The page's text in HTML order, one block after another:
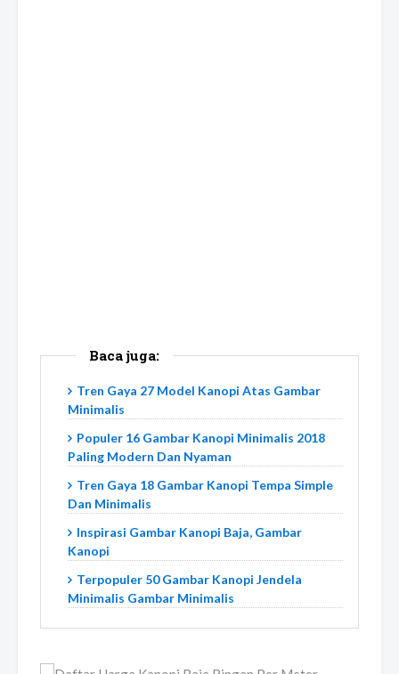
Baca juga:
Tren Gaya 27 Model Kanopi Atas Gambar
Minimalis
Populer 16 Gambar Kanopi Minimalis 2018
Paling Modern Dan Nyaman
Tren Gaya 18 Gambar Kanopi Tempa Simple
Dan Minimalis
Inspirasi Gambar Kanopi Baja, Gambar
Kanopi
Terpopuler 50 Gambar Kanopi Jendela
Minimalis Gambar Minimalis